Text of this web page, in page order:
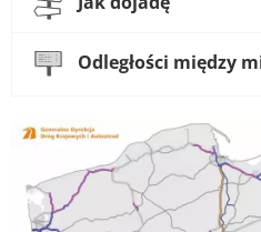
Odległości między